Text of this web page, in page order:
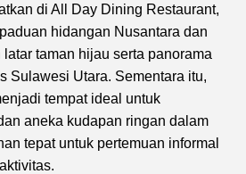
di All Day Dining Restaurant,
hidangan Nusantara dan
taman hijau serta panorama
Sulawesi Utara. Sementara itu,
tempat ideal untuk
aneka kudapan ringan dalam
tepat untuk pertemuan informal